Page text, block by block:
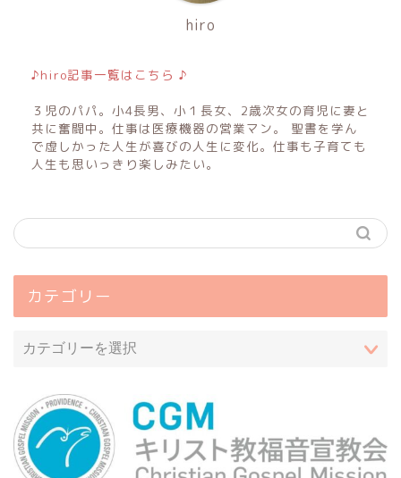
hiro
♪hiro記事一覧はこちら ♪
３児のパパ。小4長男、小１長女、2歳次女の育児に妻と
共に奮闘中。仕事は医療機器の営業マン。 聖書を学ん
で虚しかった人生が喜びの人生に変化。仕事も子育ても
人生も思いっきり楽しみたい。
カテゴリー